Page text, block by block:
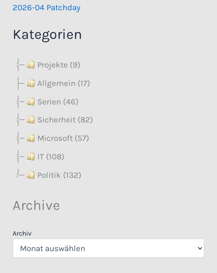
2026-04 Patchday
Kategorien
Projekte (9)
Allgemein (17)
Serien (46)
Sicherheit (82)
Microsoft (57)
IT (108)
Politik (132)
Archive
Archiv